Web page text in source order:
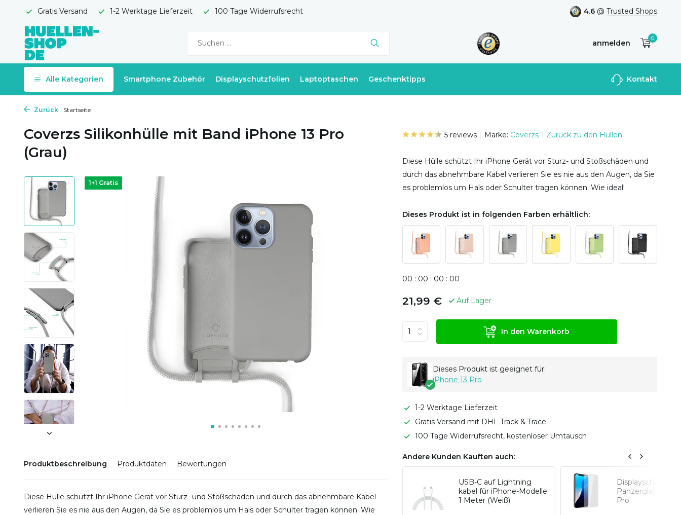
Gratis Versand 1-2 Werktage Lieferzeit 100 Tage Widerrufsrecht 4.6 @ Trusted Shops
anmelden
Benutzerkonto
0
Alle Kategorien Smartphone Zubehör Displayschutzfolien Laptoptaschen Geschenktipps Kontakt
Zurück Startseite
Coverzs Silikonhülle mit Band iPhone 13 Pro
(Grau)
1+1 Gratis
Produktbeschreibung Produktdaten Bewertungen
Diese Hülle schützt Ihr iPhone Gerät vor Sturz- und Stoßschäden und durch das abnehmbare Kabel
verlieren Sie es nie aus den Augen, da Sie es problemlos um Hals oder Schulter tragen können. Wie
5 reviews Marke: Coverzs Zurück zu den Hüllen
Diese Hülle schützt Ihr iPhone Gerät vor Sturz- und Stoßschäden und
durch das abnehmbare Kabel verlieren Sie es nie aus den Augen, da Sie
es problemlos um Hals oder Schulter tragen können. Wie ideal!
Dieses Produkt ist in folgenden Farben erhältlich:
00 : 00 : 00 : 00
21,99 € Auf Lager
In den Warenkorb
Dieses Produkt ist geeignet für:
iPhone 13 Pro
1-2 Werktage Lieferzeit
Gratis Versand mit DHL Track & Trace
100 Tage Widerrufsrecht, kostenloser Umtausch
Andere Kunden Kauften auch:
USB-C auf Lightning
kabel für iPhone-Modelle
1 Meter (Weiß)
Displayschutz
Panzerglas
Pro